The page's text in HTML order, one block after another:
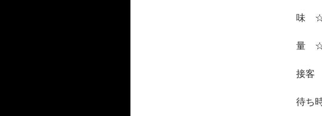
味
量
接
待